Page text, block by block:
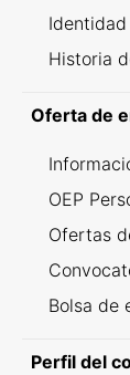
Historia
Oferta de
OEP
Ofertas
Bolsa de
Perfil del